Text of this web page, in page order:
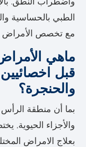
الطبي بالحساسية
مع تخصص الأمراض
ماهي
قبل
والحنجرة؟
بما أن منطقة الرأس
والأجزاء الحيوية,
بعلاج الامراض